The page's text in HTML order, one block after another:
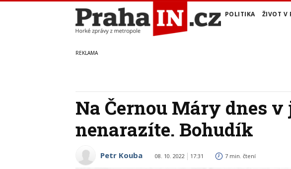
POLITIKA ŽIVOT V
Na Černou Máry dnes
nenarazíte. Bohudík
Petr Kouba 08. 10. 2022 17:31 7 min. čtení